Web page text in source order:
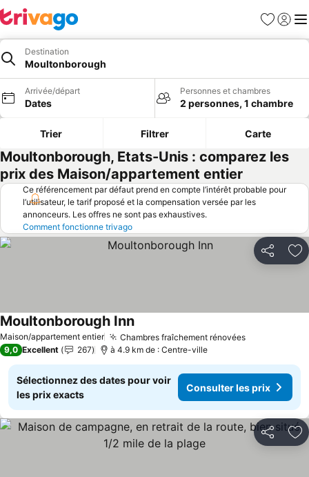
Favoris
Se
Destination
Moultonborough
Arrivée/départ
Dates
Personnes et chambres
2 personnes, 1 chambre
Trier Filtrer Carte
Moultonborough, Etats-Unis : comparez les
prix des Maison/appartement entier
Ce référencement par défaut prend en compte l’intérêt probable pour
l’utilisateur, le tarif proposé et la compensation versée par les
annonceurs. Les offres ne sont pas exhaustives.
Comment fonctionne trivago
Partager
Maison/appartement entier Chambres fraîchement rénovées
Moultonborough Inn
9,0 Excellent 267 à 4.9 km de : Centre-ville
Sélectionnez des dates pour voir
les prix exacts
Consulter les prix
Partager